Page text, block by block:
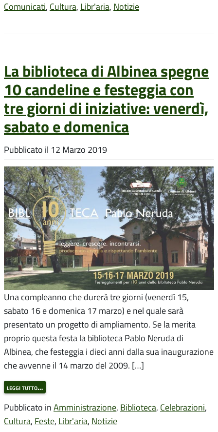
Comunicati, Cultura, Libr'aria, Notizie
La biblioteca di Albinea spegne
10 candeline e festeggia con
tre giorni di iniziative: venerdì,
sabato e domenica
Pubblicato il 12 Marzo 2019
Una compleanno che durerà tre giorni (venerdì 15,
sabato 16 e domenica 17 marzo) e nel quale sarà
presentato un progetto di ampliamento. Se la merita
proprio questa festa la biblioteca Pablo Neruda di
Albinea, che festeggia i dieci anni dalla sua inaugurazione
che avvenne il 14 marzo del 2009. […]
leggi tutto…
Pubblicato in Amministrazione, Biblioteca, Celebrazioni,
Cultura, Feste, Libr'aria, Notizie